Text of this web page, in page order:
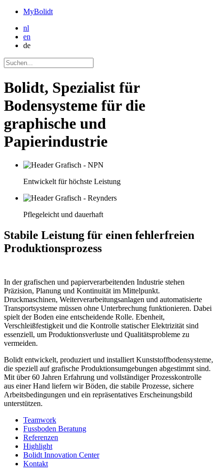
MyBolidt
nl
en
de
Bolidt, Spezialist für
Bodensysteme für die
graphische und
Papierindustrie
Entwickelt für höchste Leistung
Pflegeleicht und dauerhaft
Stabile Leistung für einen fehlerfreien
Produktionsprozess
In der grafischen und papierverarbeitenden Industrie stehen
Präzision, Planung und Kontinuität im Mittelpunkt.
Druckmaschinen, Weiterverarbeitungsanlagen und automatisierte
Transportsysteme müssen ohne Unterbrechung funktionieren. Dabei
spielt der Boden eine entscheidende Rolle. Ebenheit,
Verschleißfestigkeit und die Kontrolle statischer Elektrizität sind
essenziell, um Produktionsverluste und Qualitätsprobleme zu
vermeiden.
Bolidt entwickelt, produziert und installiert Kunststoffbodensysteme,
die speziell auf grafische Produktionsumgebungen abgestimmt sind.
Mit über 60 Jahren Erfahrung und vollständiger Prozesskontrolle
aus einer Hand liefern wir Böden, die stabile Prozesse, sichere
Arbeitsbedingungen und ein repräsentatives Erscheinungsbild
unterstützen.
Teamwork
Fussboden Beratung
Referenzen
Highlight
Bolidt Innovation Center
Kontakt